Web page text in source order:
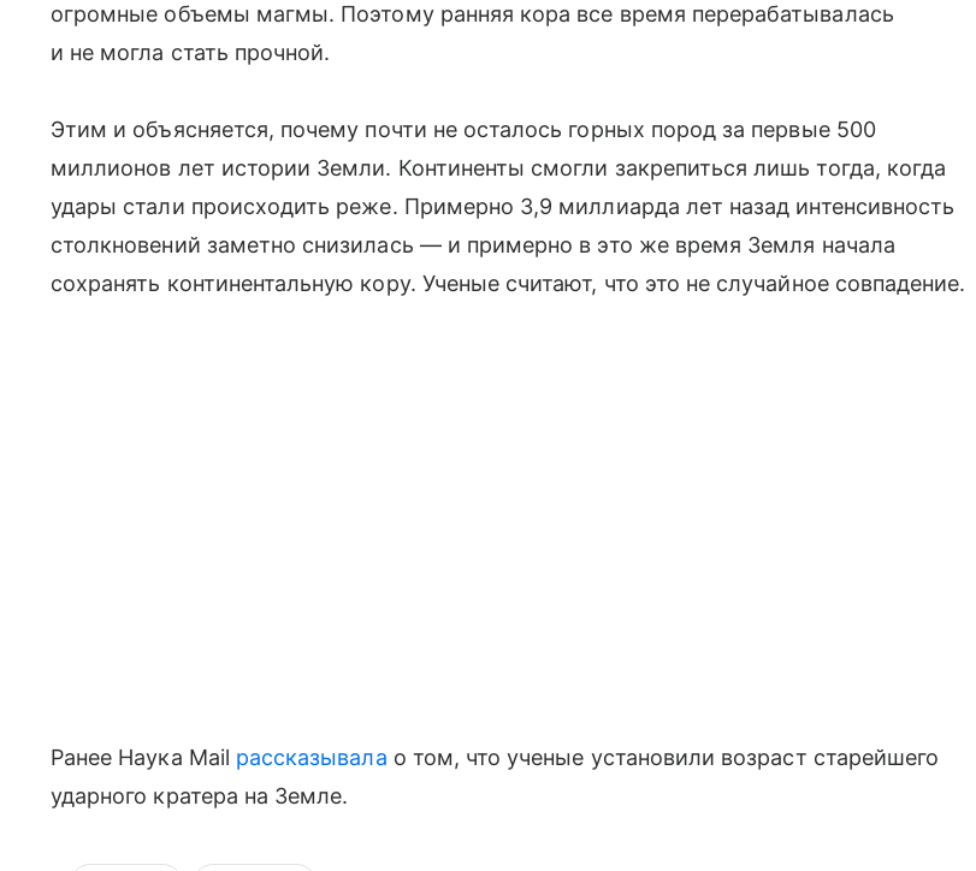
огромные объемы магмы. Поэтому ранняя кора все время перерабатывалась
и не могла стать прочной.
Этим и объясняется, почему почти не осталось горных пород за первые 500
миллионов лет истории Земли. Континенты смогли закрепиться лишь тогда, когда
удары стали происходить реже. Примерно 3,9 миллиарда лет назад интенсивность
столкновений заметно снизилась — и примерно в это же время Земля начала
сохранять континентальную кору. Ученые считают, что это не случайное совпадение.
Ранее Наука Mail рассказывала о том, что ученые установили возраст старейшего
ударного кратера на Земле.